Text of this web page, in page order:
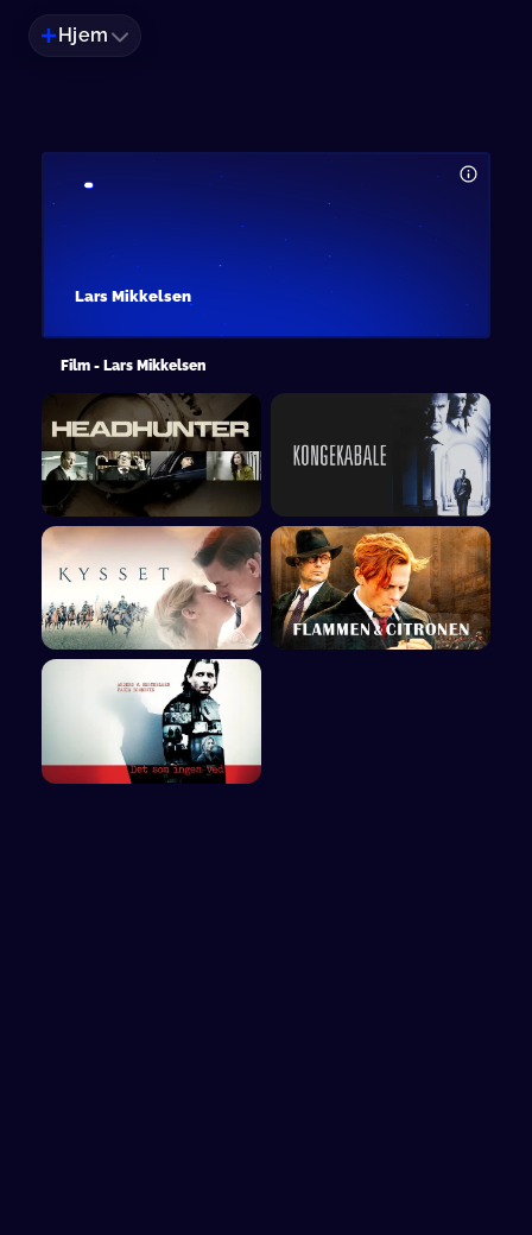
Hjem
Lars Mikkelsen
Film - Lars Mikkelsen